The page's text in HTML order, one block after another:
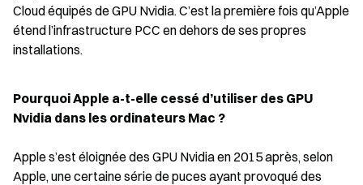
Cloud équipés de GPU Nvidia. C’est la première fois qu’Apple
étend l’infrastructure PCC en dehors de ses propres
installations.
Pourquoi Apple a-t-elle cessé d’utiliser des GPU
Nvidia dans les ordinateurs Mac ?
Apple s’est éloignée des GPU Nvidia en 2015 après, selon
Apple, une certaine série de puces ayant provoqué des